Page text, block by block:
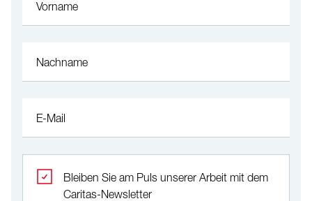
Vorname
Nachname
E-Mail
Bleiben Sie am Puls unserer Arbeit mit dem
Caritas-Newsletter